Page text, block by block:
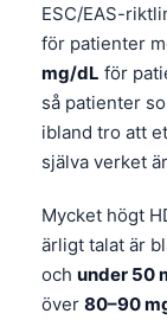
ESC/EAS-
för patienter
mg/dL för
så patienter
ibland tro att
själva verket
Mycket högt
ärligt talat är
och under 50
över 80–90